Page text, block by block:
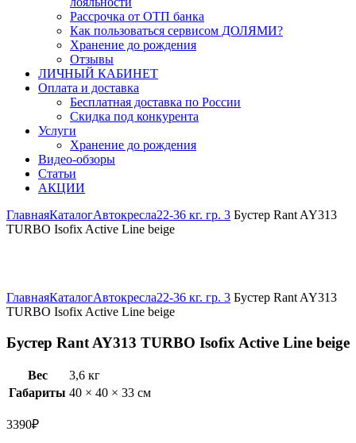
Рассрочка от ОТП банка
Как пользоваться сервисом ДОЛЯМИ?
Хранение до рождения
Отзывы
ЛИЧНЫЙ КАБИНЕТ
Оплата и доставка
Бесплатная доставка по России
Скидка под конкурента
Услуги
Хранение до рождения
Видео-обзоры
Статьи
АКЦИИ
ГлавнаяКаталогАвтокресла22-36 кг. гр. 3 Бустер Rant AY313
TURBO Isofix Active Line beige
ГлавнаяКаталогАвтокресла22-36 кг. гр. 3 Бустер Rant AY313
TURBO Isofix Active Line beige
Бустер Rant AY313 TURBO Isofix Active Line beige
Вес
3,6 кг
Габариты 40 × 40 × 33 см
3390₽